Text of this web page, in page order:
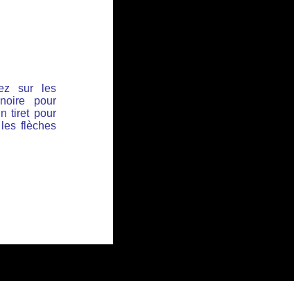
sur les
pour
tiret pour
flèches